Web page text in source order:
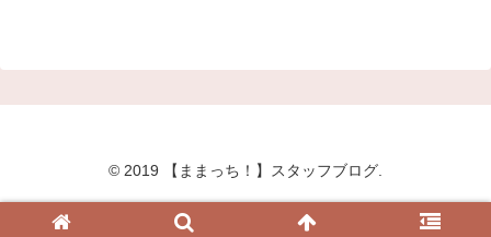
© 2019 【ままっち！】スタッフブログ.